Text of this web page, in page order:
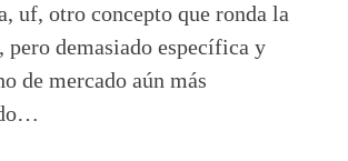
uf, otro concepto que ronda la
pero demasiado específica y
de mercado aún más